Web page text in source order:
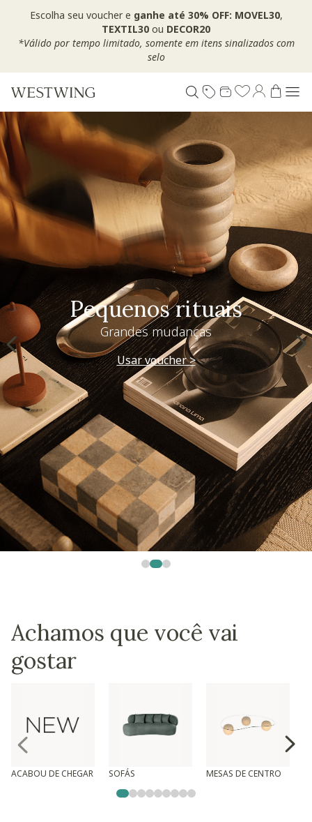
Escolha seu voucher e ganhe até 30% OFF: MOVEL30,
TEXTIL30 ou DECOR20
*Válido por tempo limitado, somente em itens sinalizados com
selo
Pequenos rituais
Grandes mudanças
Usar voucher >
Achamos que você vai
gostar
ACABOU DE CHEGAR SOFÁS MESAS DE CENTRO